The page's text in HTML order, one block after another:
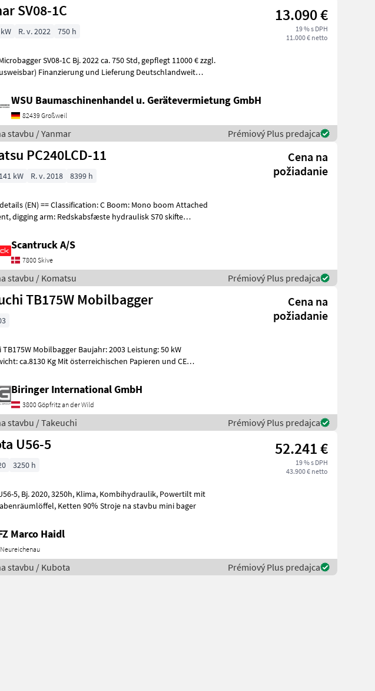
SV08-1C 13.090 €
19 % s DPH
11.000 € netto
R. v. 2022 750 h
SV08-1C Bj. 2022 ca. 750 Std, gepflegt 11000 € zzgl.
Finanzierung und Lieferung Deutschlandweit
WSU Baumaschinenhandel u. Gerätevermietung GmbH
82439 Großweil
stavbu / Yanmar Prémiový Plus predajca
PC240LCD-11
Cena na
požiadanie
kW R. v. 2018 8399 h
C Boom: Mono boom Attached
S70 skifte
Scantruck A/S
7800 Skive
stavbu / Komatsu Prémiový Plus predajca
TB175W Mobilbagger
Cena na
požiadanie
TB175W Mobilbagger Baujahr: 2003 Leistung: 50 kW
ca.8130 Kg Mit österreichischen Papieren und CE
Biringer International GmbH
3800 Göpfritz an der Wild
stavbu / Takeuchi Prémiový Plus predajca
U56-5 52.241 €
19 % s DPH
43.900 € netto
3250 h
Powertilt mit
HS03, Grabenräumlöffel, Ketten 90% Stroje na stavbu mini bager
Marco Haidl
stavbu / Kubota Prémiový Plus predajca